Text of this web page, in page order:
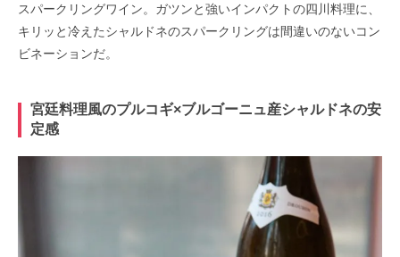
スパークリングワイン。ガツンと強いインパクトの四川料理に、
キリッと冷えたシャルドネのスパークリングは間違いのないコン
ビネーションだ。
宮廷料理風のプルコギ×ブルゴーニュ産シャルドネの安
定感